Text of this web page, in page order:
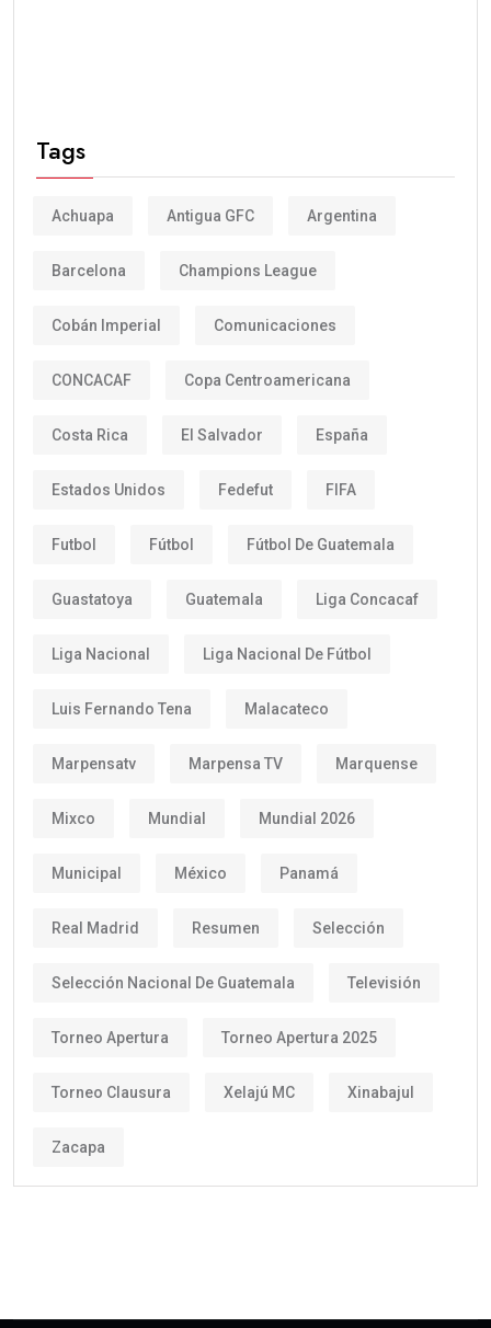
Tags
Achuapa Antigua GFC Argentina
Barcelona Champions League
Cobán Imperial Comunicaciones
CONCACAF Copa Centroamericana
Costa Rica El Salvador España
Estados Unidos Fedefut FIFA
Futbol Fútbol Fútbol De Guatemala
Guastatoya Guatemala Liga Concacaf
Liga Nacional Liga Nacional De Fútbol
Luis Fernando Tena Malacateco
Marpensatv Marpensa TV Marquense
Mixco Mundial Mundial 2026
Municipal México Panamá
Real Madrid Resumen Selección
Selección Nacional De Guatemala Televisión
Torneo Apertura Torneo Apertura 2025
Torneo Clausura Xelajú MC Xinabajul
Zacapa